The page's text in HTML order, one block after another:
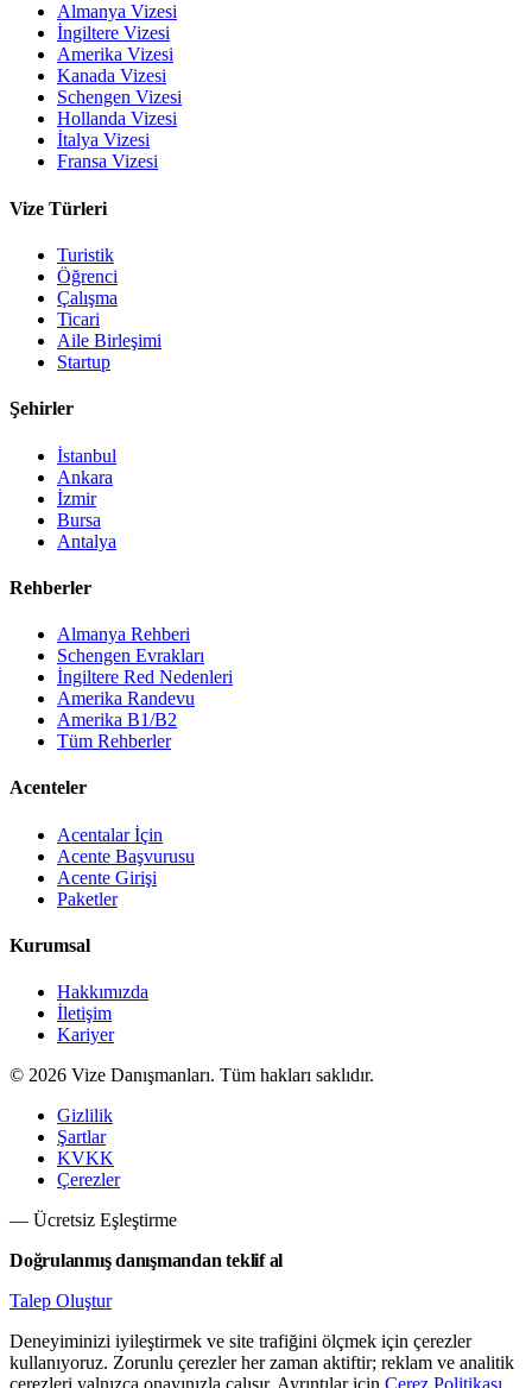
Almanya Vizesi
İngiltere Vizesi
Amerika Vizesi
Kanada Vizesi
Schengen Vizesi
Hollanda Vizesi
İtalya Vizesi
Fransa Vizesi
Vize Türleri
Turistik
Öğrenci
Çalışma
Ticari
Aile Birleşimi
Startup
Şehirler
İstanbul
Ankara
İzmir
Bursa
Antalya
Rehberler
Almanya Rehberi
Schengen Evrakları
İngiltere Red Nedenleri
Amerika Randevu
Amerika B1/B2
Tüm Rehberler
Acenteler
Acentalar İçin
Acente Başvurusu
Acente Girişi
Paketler
Kurumsal
Hakkımızda
İletişim
Kariyer
© 2026 Vize Danışmanları. Tüm hakları saklıdır.
Gizlilik
Şartlar
KVKK
Çerezler
— Ücretsiz Eşleştirme
Doğrulanmış danışmandan teklif al
Talep Oluştur
Deneyiminizi iyileştirmek ve site trafiğini ölçmek için çerezler
kullanıyoruz. Zorunlu çerezler her zaman aktiftir; reklam ve analitik